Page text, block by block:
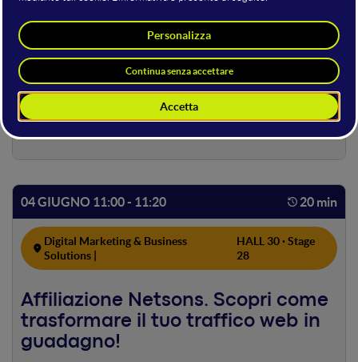
4 GIUGNO
04 GIUGNO 08:30
Apertura & Accreditamento
04 GIUGNO 11:00 - 11:20 20 min
Digital Marketing & Business
Solutions |
HALL 30 · Stage
28
Affiliazione Netsons. Scopri come
trasformare il tuo traffico web in
guadagno!